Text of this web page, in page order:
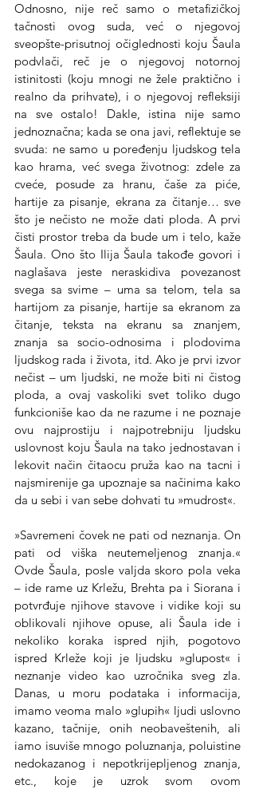
Odnosno, nije reč samo o metafizičkoj
tačnosti ovog suda, već o njegovoj
sveopšte-prisutnoj očiglednosti koju Šaula
podvlači, reč je o njegovoj notornoj
istinitosti (koju mnogi ne žele praktično i
realno da prihvate), i o njegovoj refleksiji
na sve ostalo! Dakle, istina nije samo
jednoznačna; kada se ona javi, reflektuje se
svuda: ne samo u poređenju ljudskog tela
kao hrama, već svega životnog: zdele za
cveće, posude za hranu, čaše za piće,
hartije za pisanje, ekrana za čitanje… sve
što je nečisto ne može dati ploda. A prvi
čisti prostor treba da bude um i telo, kaže
Šaula. Ono što Ilija Šaula takođe govori i
naglašava jeste neraskidiva povezanost
svega sa svime – uma sa telom, tela sa
hartijom za pisanje, hartije sa ekranom za
čitanje, teksta na ekranu sa znanjem,
znanja sa socio-odnosima i plodovima
ljudskog rada i života, itd. Ako je prvi izvor
nečist – um ljudski, ne može biti ni čistog
ploda, a ovaj vaskoliki svet toliko dugo
funkcioniše kao da ne razume i ne poznaje
ovu najprostiju i najpotrebniju ljudsku
uslovnost koju Šaula na tako jednostavan i
lekovit način čitaocu pruža kao na tacni i
najsmirenije ga upoznaje sa načinima kako
da u sebi i van sebe dohvati tu »mudrost«.
»Savremeni čovek ne pati od neznanja. On
pati od viška neutemeljenog znanja.«
Ovde Šaula, posle valjda skoro pola veka
– ide rame uz Krležu, Brehta pa i Siorana i
potvrđuje njihove stavove i vidike koji su
oblikovali njihove opuse, ali Šaula ide i
nekoliko koraka ispred njih, pogotovo
ispred Krleže koji je ljudsku »glupost« i
neznanje video kao uzročnika sveg zla.
Danas, u moru podataka i informacija,
imamo veoma malo »glupih« ljudi uslovno
kazano, tačnije, onih neobaveštenih, ali
iamo isuviše mnogo poluznanja, poluistine
nedokazanog i nepotkrijepljenog znanja,
etc., koje je uzrok svom ovom